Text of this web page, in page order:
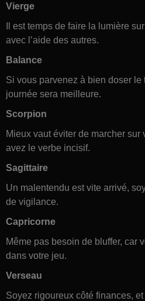
Vierge
Il est temps de faire la lumière
avec l’aide des autres.
Balance
Si vous parvenez à bien doser le
journée sera meilleure.
Scorpion
Mieux vaut éviter de marcher
avez le verbe incisif.
Sagittaire
Un malentendu est vite arrivé,
de vigilance.
Capricorne
Même pas besoin de bluffer, car
dans votre jeu.
Verseau
Soyez rigoureux côté finances,